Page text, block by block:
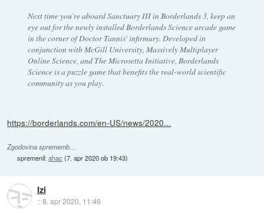
Next time you're aboard Sanctuary III in Borderlands 3, keep an
eye out for the newly installed Borderlands Science arcade game
in the corner of Doctor Tannis' infirmary. Developed in
conjunction with McGill University, Massively Multiplayer
Online Science, and The Microsetta Initiative, Borderlands
Science is a puzzle game that benefits the real-world scientific
community as you play.
https://borderlands.com/en-US/news/2020...
Zgodovina sprememb…
spremenil:ahac (7. apr 2020 ob 19:43)
Izi
::8. apr 2020, 11:46